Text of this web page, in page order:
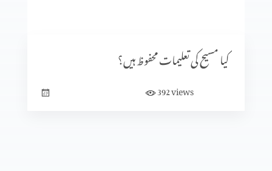
ایذا رسانی
کیا مسیح کی تعلیمات محفوظ ہیں؟
392views